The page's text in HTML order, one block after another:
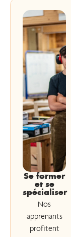
Se former
et se
spécialiser
Nos
apprenants
profitent